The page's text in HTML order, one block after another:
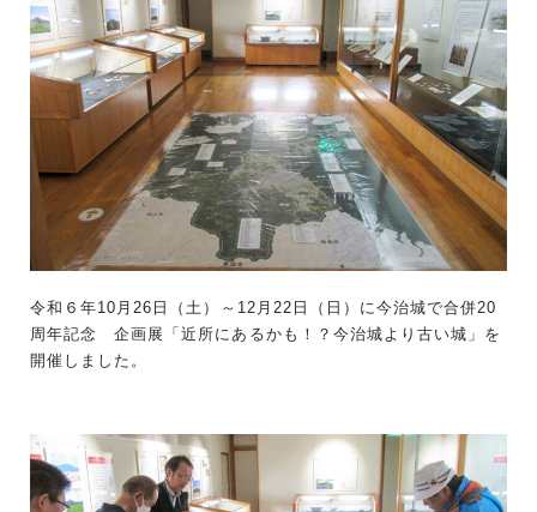
令和６年10月26日（土）～12月22日（日）に今治城で合併20
周年記念 企画展「近所にあるかも！？今治城より古い城」を
開催しました。